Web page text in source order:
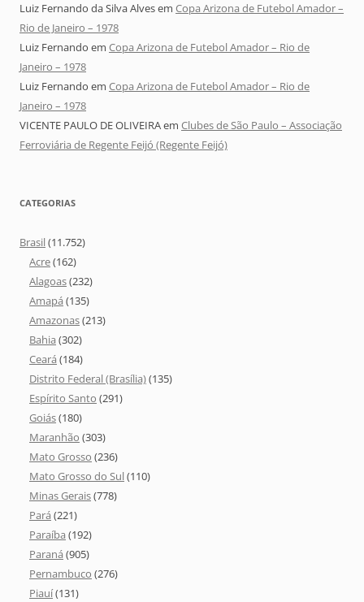
Luiz Fernando da Silva Alvesem Copa Arizona de Futebol Amador –
Rio de Janeiro – 1978
Luiz Fernando em Copa Arizona de Futebol Amador – Rio de
Janeiro – 1978
Luiz Fernando em Copa Arizona de Futebol Amador – Rio de
Janeiro – 1978
VICENTE PAULO DE OLIVEIRAem Clubes de São Paulo – Associação
Ferroviária de Regente Feijó (Regente Feijó)
CATEGORIAS
Brasil(11.752)
Acre(162)
Alagoas(232)
Amapá (135)
Amazonas(213)
Bahia (302)
Ceará (184)
Distrito Federal (Brasília)(135)
Espírito Santo (291)
Goiás(180)
Maranhão (303)
Mato Grosso (236)
Mato Grosso do Sul(110)
Minas Gerais(778)
Pará (221)
Paraíba (192)
Paraná (905)
Pernambuco (276)
Piauí(131)